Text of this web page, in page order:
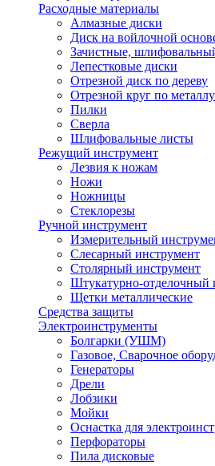
Расходные материалы
Алмазные диски
Диск на войлочной
Зачистные,
Лепестковые диски
Отрезной диск по дереву
Отрезной круг по металлу
Пилки
Сверла
Шлифовальные листы
Режущий инструмент
Лезвия к ножам
Ножи
Ножницы
Стеклорезы
Ручной инструмент
Измерительный
Слесарный инструмент
Столярный инструмент
Штукатурно-отделочный
Щетки металлические
Средства защиты
Электроинструменты
Болгарки (УШМ)
Газовое, Сварочное
Генераторы
Дрели
Лобзики
Мойки
Оснастка для
Перфораторы
Пила дисковые